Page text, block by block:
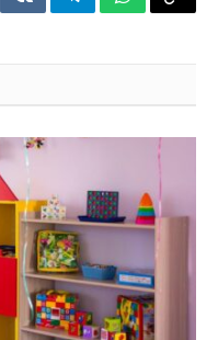
VKontakteTelegramWhatsApp
Copy